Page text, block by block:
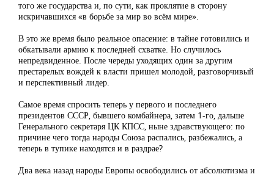
того же государства и, по сути, как проклятие в сторону
искричавшихся «в борьбе за мир во всём мире».
В это же время было реальное опасение: в тайне готовились и
обкатывали армию к последней схватке. Но случилось
непредвиденное. После череды уходящих один за другим
престарелых вождей к власти пришел молодой, разговорчивый
и перспективный лидер.
Самое время спросить теперь у первого и последнего
президентов СССР, бывшего комбайнера, затем 1-го, дальше
Генерального секретаря ЦК КПСС, ныне здравствующего: по
причине чего тогда народы Союза распались, разбежались, а
теперь в тупике находятся и в раздрае?
Два века назад народы Европы освободились от абсолютизма и